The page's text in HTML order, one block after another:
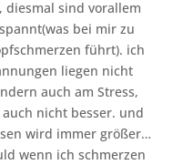
diesmal sind vorallem
bei mir zu
führt). ich
liegen nicht
auch am Stress,
nicht besser. und
wird immer größer…
wenn ich schmerzen